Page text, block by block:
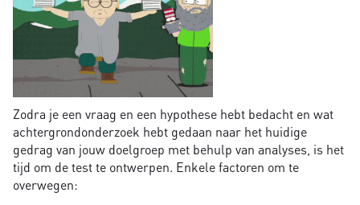
Zodra je een vraag en een hypothese hebt bedacht en wat
achtergrondonderzoek hebt gedaan naar het huidige
gedrag van jouw doelgroep met behulp van analyses, is het
tijd om de test te ontwerpen. Enkele factoren om te
overwegen: